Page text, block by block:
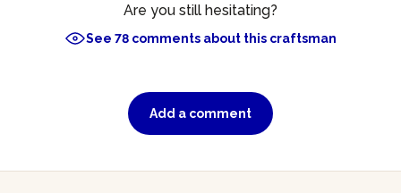
Are you still hesitating?
See 78 comments about this craftsman
Add a comment